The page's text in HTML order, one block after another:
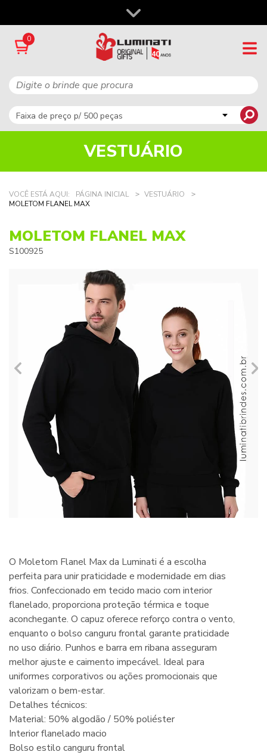
0
VESTUÁRIO
VOCÊ ESTÁ AQUI: PÁGINA INICIAL
VESTUÁRIO
MOLETOM FLANEL MAX
MOLETOM FLANEL MAX
S100925
O Moletom Flanel Max da Luminati é a escolha
perfeita para unir praticidade e modernidade em dias
frios. Confeccionado em tecido macio com interior
flanelado, proporciona proteção térmica e toque
aconchegante. O capuz oferece reforço contra o vento,
enquanto o bolso canguru frontal garante praticidade
no uso diário. Punhos e barra em ribana asseguram
melhor ajuste e caimento impecável. Ideal para
uniformes corporativos ou ações promocionais que
valorizam o bem-estar.
Detalhes técnicos:
Material: 50% algodão / 50% poliéster
Interior flanelado macio
Bolso estilo canguru frontal